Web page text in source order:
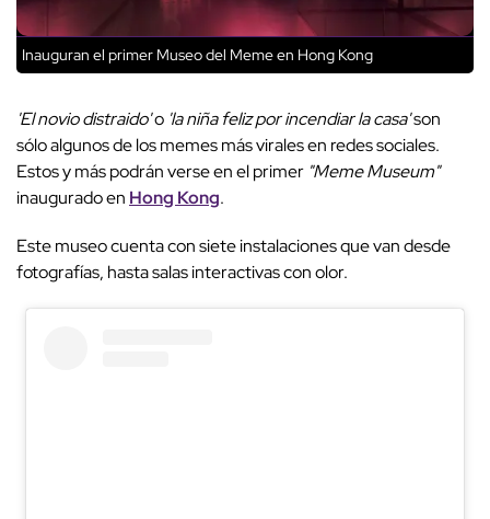
Inauguran el primer Museo del Meme en Hong Kong
'El novio distraido'o 'la niña feliz por incendiar la casa'son
sólo algunos de los memes más virales en redes sociales.
Estos y más podrán verse en el primer "Meme Museum"
inaugurado en Hong Kong.
Este museo cuenta con siete instalaciones que van desde
fotografías, hasta salas interactivas con olor.